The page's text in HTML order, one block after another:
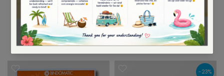
VOUS POUVEZ AUSSI AIMER
-23%